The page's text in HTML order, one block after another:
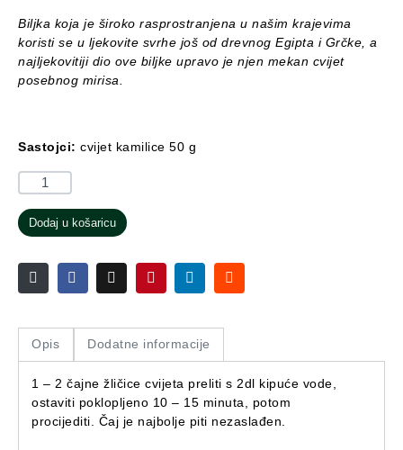
Biljka koja je široko rasprostranjena u našim krajevima
koristi se u ljekovite svrhe još od drevnog Egipta i Grčke, a
najljekovitiji dio ove biljke upravo je njen mekan cvijet
posebnog mirisa.
Sastojci: cvijet kamilice 50 g
Dodaj u košaricu
Opis Dodatne informacije
1 – 2 čajne žličice cvijeta preliti s 2dl kipuće vode,
ostaviti poklopljeno 10 – 15 minuta, potom
procijediti. Čaj je najbolje piti nezaslađen.